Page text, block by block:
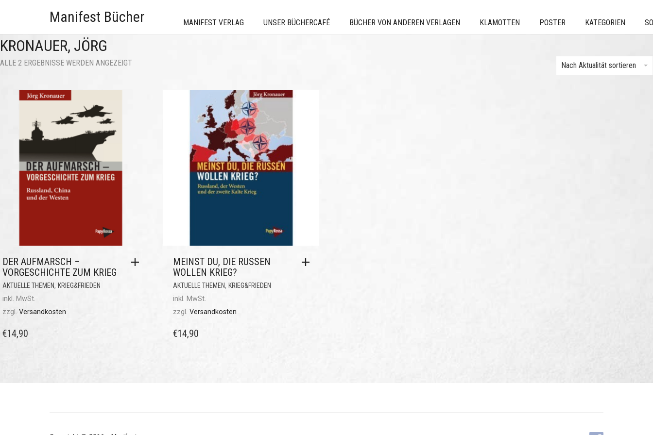
Manifest Bücher MANIFEST VERLAG UNSER BÜCHERCAFÉ BÜCHER VON ANDEREN VERLAGEN KLAMOTTEN POSTER KATEGORIEN
KRONAUER, JÖRG
ALLE 2 ERGEBNISSE WERDEN ANGEZEIGT Nach Aktualität sortieren
DER AUFMARSCH –
VORGESCHICHTE ZUM KRIEG
AKTUELLE THEMEN, KRIEG&FRIEDEN
inkl. MwSt.
zzgl. Versandkosten
€14,90
MEINST DU, DIE RUSSEN
WOLLEN KRIEG?
AKTUELLE THEMEN, KRIEG&FRIEDEN
inkl. MwSt.
zzgl. Versandkosten
€14,90